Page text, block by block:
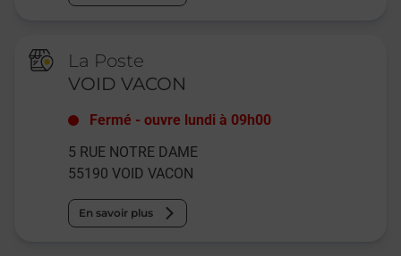
La Poste
VOID VACON
Fermé -ouvre lundi à 09h00
5 RUE NOTRE DAME
55190 VOID VACON
En savoir plus